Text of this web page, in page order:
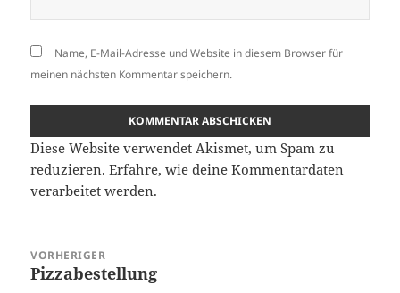
Name, E-Mail-Adresse und Website in diesem Browser für
meinen nächsten Kommentar speichern.
Diese Website verwendet Akismet, um Spam zu
reduzieren.Erfahre, wie deine Kommentardaten
verarbeitet werden.
VORHERIGER
Vorheriger
Pizzabestellung